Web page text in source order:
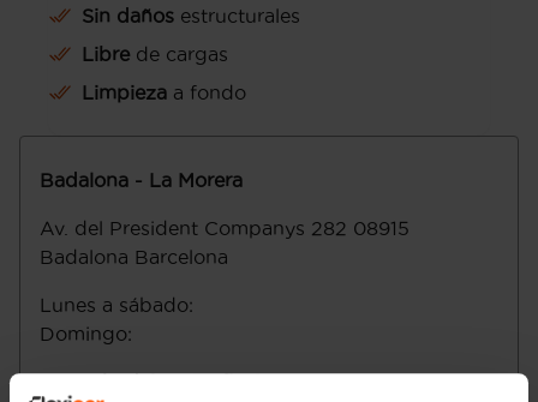
Sin daños estructurales
Libre de cargas
Limpieza a fondo
Badalona - La Morera
Av. del President Companys 282 08915
Badalona Barcelona
Lunes a sábado:
Domingo:
Email:badalona2@flexicar.es